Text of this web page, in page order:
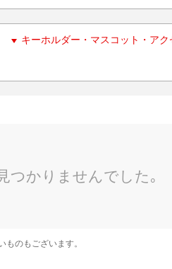
キーホルダー・マスコット・アク